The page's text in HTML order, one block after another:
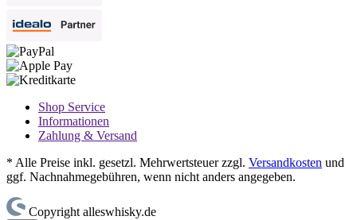
Shop Service
Informationen
Zahlung & Versand
* Alle Preise inkl. gesetzl. Mehrwertsteuer zzgl. Versandkosten und
ggf. Nachnahmegebühren, wenn nicht anders angegeben.
Copyright alleswhisky.de